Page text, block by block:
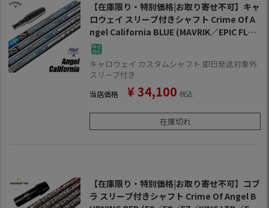
【在庫限り・特別価格|お取り寄せ不可】キャ
ロウェイ スリーブ付きシャフト Crime Of A
ngel California BLUE (MAVRIK／EPIC FLAS
H／ROGUE／GBB／BIG BERTHA／XR16／8
15／816)
キャロウェイ カスタムシャフト 即日発送対象外
スリーブ付き
当店価格 ¥34,100 税込
在庫切れ
【在庫限り・特別価格|お取り寄せ不可】コブ
ラ スリーブ付きシャフト Crime Of Angel B